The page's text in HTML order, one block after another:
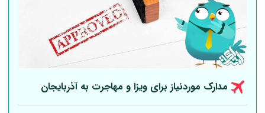
مدارک موردنیاز برای ویزا و مهاجرت به آذربایجان